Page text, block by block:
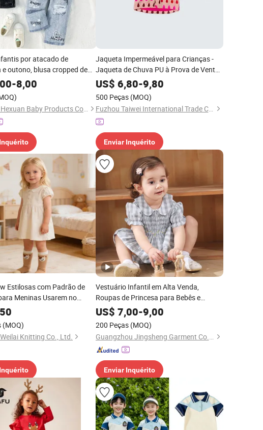
por atacado de
e outono, blusa cropped de
em cor sólida, camiseta
jeans, roupas para
-8,00
Shanghai Hexuan Baby Products Co., Ltd.
Jaqueta Impermeável para Crianças -
Jaqueta de Chuva PU à Prova de Vento
para Todas as Condições
Meteorológicas, Ideal para Uso ao Ar
Livre, Roupas de Neve e Esqui para
Crianças
US$ 6,80-9,80
500 Peças (MOQ)
Fuzhou Taiwei International Trade Co., Ltd
Enviar Inquérito
Estilosas com Padrão de
Meninas Usarem no
(MOQ)
Knitting Co., Ltd.
Vestuário Infantil em Alta Venda,
Roupas de Princesa para Bebês e
Crianças
US$ 7,00-9,00
200 Peças (MOQ)
Guangzhou Jingsheng Garment Co., Ltd.
Enviar Inquérito